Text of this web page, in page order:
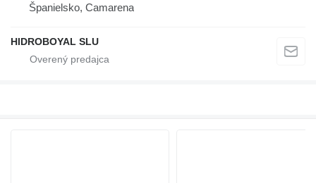
Španielsko, Camarena
HIDROBOYAL SLU